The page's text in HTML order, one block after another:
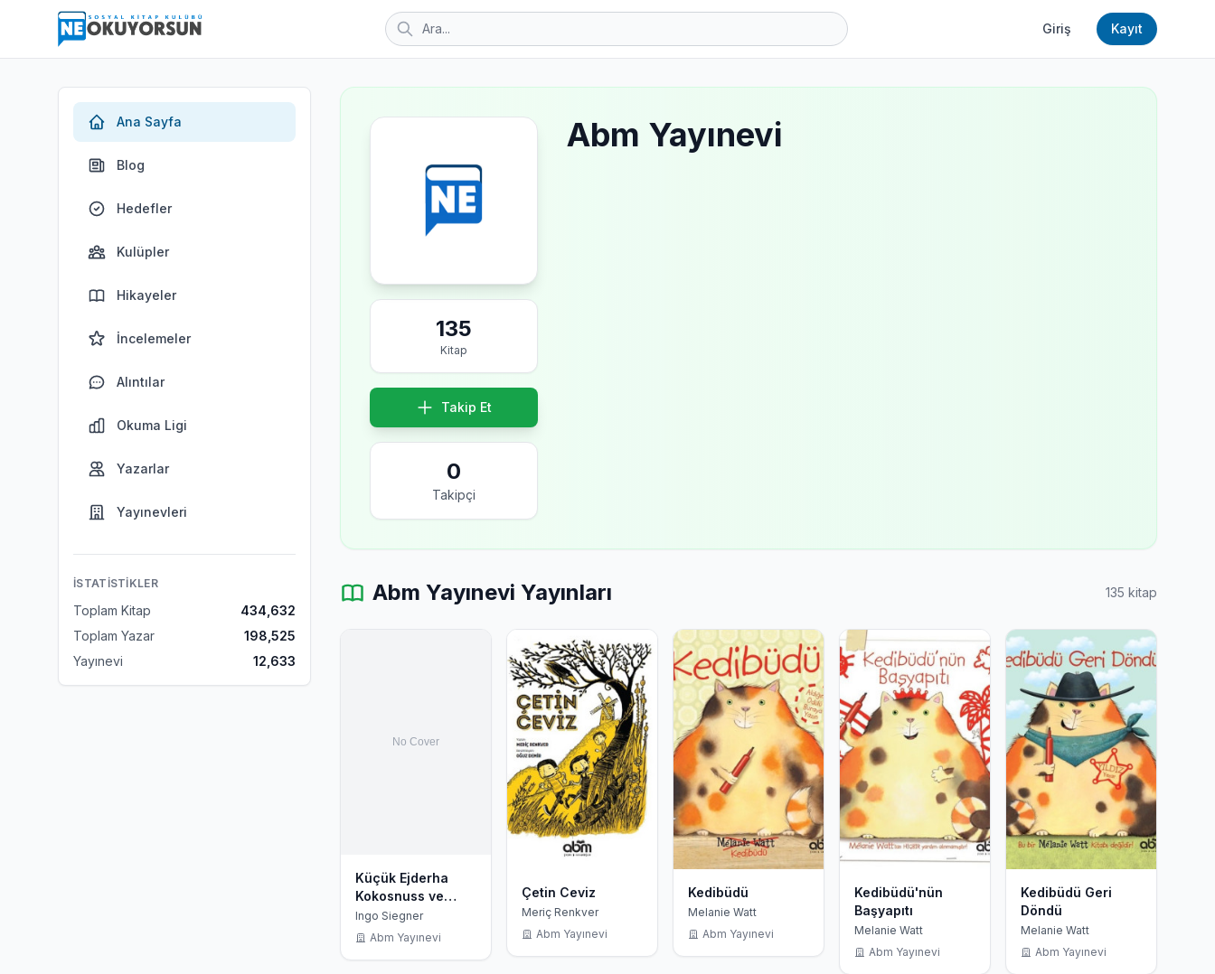
Giriş Kayıt
Ana Sayfa
Blog
Hedefler
Kulüpler
Hikayeler
İncelemeler
Alıntılar
Okuma Ligi
Yazarlar
Yayınevleri
İSTATISTIKLER
Toplam Kitap
434,632
Toplam Yazar
198,525
Yayınevi
12,633
135
Kitap
Takip Et
0
Takipçi
Abm Yayınevi
Abm Yayınevi Yayınları 135 kitap
Küçük Ejderha
Kokosnuss ve
Ormandaki Hazine
Ingo Siegner
Abm Yayınevi
Çetin Ceviz
Meriç Renkver
Abm Yayınevi
Kedibüdü
Melanie Watt
Abm Yayınevi
Kedibüdü'nün
Başyapıtı
Melanie Watt
Abm Yayınevi
Kedibüdü Geri
Döndü
Melanie Watt
Abm Yayınevi